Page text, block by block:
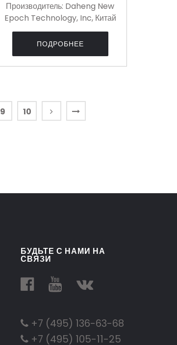
Производитель: Daheng New
Epoch Technology, Inc, Китай
ПОДРОБНЕЕ
9 10
БУДЬТЕ С НАМИ НА
СВЯЗИ
+7 (495) 136-63-68
+7 (495) 105-11-25